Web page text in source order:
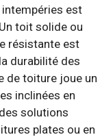
est
toit solide ou
résistante est
durabilité des
de toiture joue un
inclinées en
solutions
plates ou en